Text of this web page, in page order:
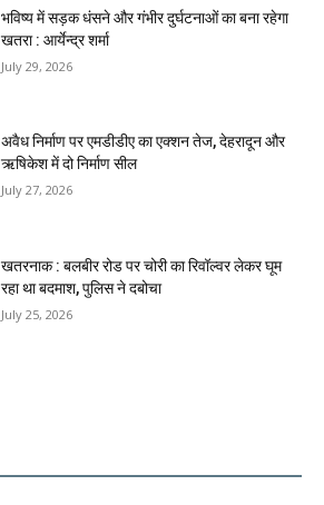
भविष्य में सड़क धंसने और गंभीर दुर्घटनाओं का बना रहेगा
खतरा : आर्येन्द्र शर्मा
July 29, 2026
अवैध निर्माण पर एमडीडीए का एक्शन तेज, देहरादून और
ऋषिकेश में दो निर्माण सील
July 27, 2026
खतरनाक : बलबीर रोड पर चोरी का रिवॉल्वर लेकर घूम
रहा था बदमाश, पुलिस ने दबोचा
July 25, 2026